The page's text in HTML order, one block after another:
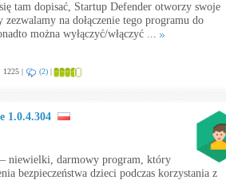
tam dopisać, Startup Defender otworzy swoje
zezwalamy na dołączenie tego programu do
można wyłączyć/włączyć ...
1225 | (2) |
1.0.4.304
niewielki, darmowy program, który
bezpieczeństwa dzieci podczas korzystania z